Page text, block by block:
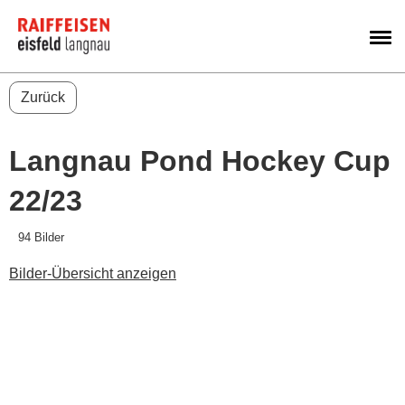
Zurück
Langnau Pond Hockey Cup
22/23
94 Bilder
Bilder-Übersicht anzeigen